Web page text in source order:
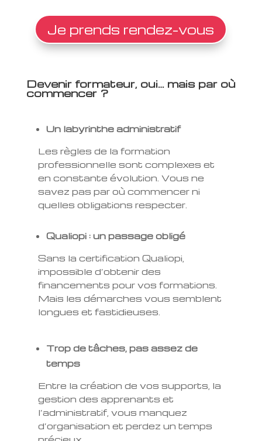
Je prends rendez-vous
Devenir formateur, oui… mais par où
commencer ?
Un labyrinthe administratif
Les règles de la formation
professionnelle sont complexes et
en constante évolution. Vous ne
savez pas par où commencer ni
quelles obligations respecter.
Qualiopi : un passage obligé
Sans la certification Qualiopi,
impossible d’obtenir des
financements pour vos formations.
Mais les démarches vous semblent
longues et fastidieuses.
Trop de tâches, pas assez de
temps
Entre la création de vos supports, la
gestion des apprenants et
l’administratif, vous manquez
d’organisation et perdez un temps